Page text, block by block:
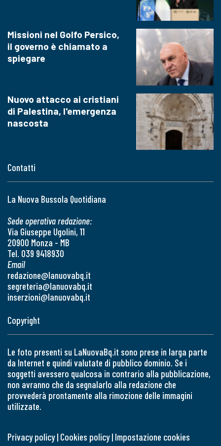
Contatti
La Nuova Bussola Quotidiana
Sede operativa redazione:
Via Giuseppe Ugolini, 11
20900 Monza - MB
Tel. 039 9418930
Email
redazione@lanuovabq.it
segreteria@lanuovabq.it
inserzioni@lanuovabq.it
Missioni nel Golfo Persico,
il governo è chiamato a
spiegare
Nuovo attacco ai cristiani
di Palestina, l'emergenza
nascosta
Copyright
Le foto presenti su LaNuovaBq.it sono prese in larga parte
da Internet e quindi valutate di pubblico dominio. Se i
soggetti avessero qualcosa in contrario alla pubblicazione,
non avranno che da segnalarlo alla redazione che
provvederà prontamente alla rimozione delle immagini
utilizzate.
Privacy policy| Cookies policy| Impostazione cookies